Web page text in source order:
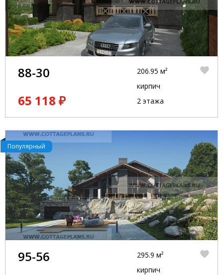
88-30
65 118 ₽
206.95 м²
кирпич
2 этажа
Популярный
95-56
295.9 м²
кирпич